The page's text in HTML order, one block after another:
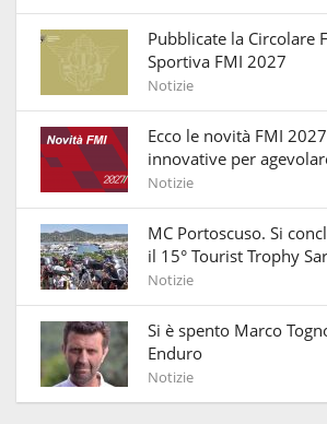
Pubblicate la Circolare
Sportiva FMI 2027
Notizie
Ecco le novità FMI
innovative per
Notizie
MC Portoscuso. Si
il 15° Tourist Trophy
Notizie
Si è spento Marco
Enduro
Notizie